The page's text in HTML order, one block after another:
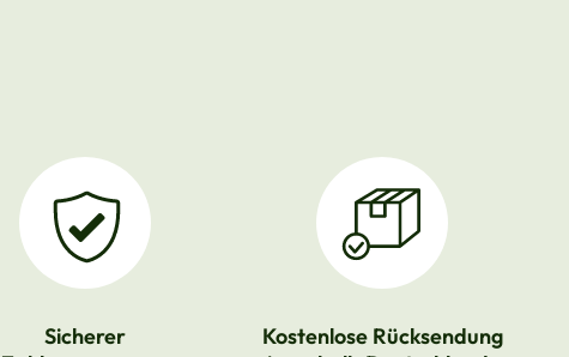
Sicherer
Kostenlose Rücksendung